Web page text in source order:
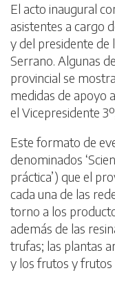
El acto inaugural
asistentes a cargo
y del presidente de
Serrano. Algunas
provincial se
medidas de apoyo
el Vicepresidente
Este formato de
denominados
práctica’) que el
cada una de las
torno a los
además de las
trufas; las plantas
y los frutos y frutos